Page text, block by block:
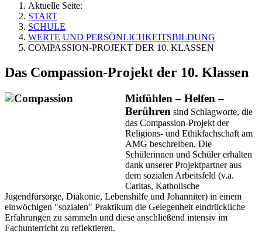
Aktuelle Seite:
START
SCHULE
WERTE UND PERSÖNLICHKEITSBILDUNG
COMPASSION-PROJEKT DER 10. KLASSEN
Das Compassion-Projekt der 10. Klassen
Mitfühlen – Helfen –
Berühren sind Schlagworte, die
das Compassion-Projekt der
Religions- und Ethikfachschaft am
AMG beschreiben. Die
Schülerinnen und Schüler erhalten
dank unserer Projektpartner aus
dem sozialen Arbeitsfeld (v.a.
Caritas, Katholische
Jugendfürsorge, Diakonie, Lebenshilfe und Johanniter) in einem
einwöchigen "sozialen" Praktikum die Gelegenheit eindrückliche
Erfahrungen zu sammeln und diese anschließend intensiv im
Fachunterricht zu reflektieren.